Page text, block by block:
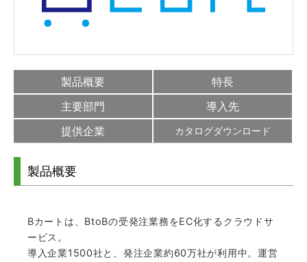
製品概要
特長
主要部門
導入先
提供企業
カタログダウンロード
製品概要
Bカートは、BtoBの受発注業務をEC化するクラウドサ
ービス。
導入企業1500社と、発注企業約60万社が利用中。運営